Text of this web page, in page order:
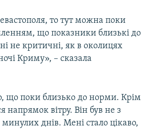
то тут можна поки
що показники близькі до
не критичні, як в околицях
Криму», – сказала
що поки близько до норми. Крім
напрямок вітру. Він був не з
минулих днів. Мені стало цікаво,